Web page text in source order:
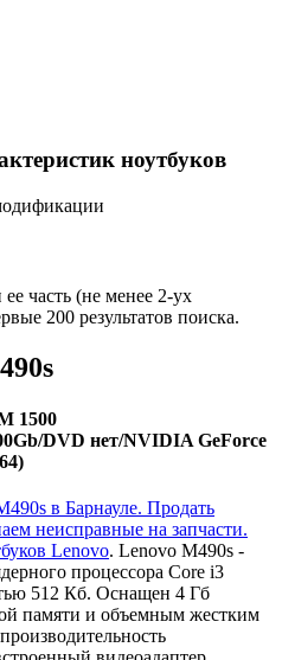
ноутбуков
часть (не менее 2-ух
200 результатов поиска.
1500
DVD нет/NVIDIA GeForce
Lenovo. Lenovo M490s -
процессора Core i3
512 Кб. Оснащен 4 Гб
памяти и объемным жестким